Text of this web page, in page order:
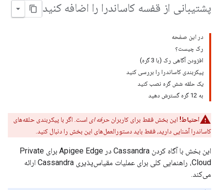
پشتیبانی از قفسه کاساندرا را اضافه کنید
در این صفحه
رک چیست؟
افزودن آگاهی رک (با 3 گره)
پیکربندی کاساندرا را بررسی کنید
یک حلقه شش گره نصب کنید
به 12 گره گسترش دهید
احتیاط! این بخش فقط برای کاربران حرفه ای است. اگر با پیکربندی حلقه‌های
کاساندرا آشنایی دارید، فقط باید دستورالعمل‌های این بخش را دنبال کنید.
این بخش با آگاه کردن Cassandra در Apigee Edge برای Private
Cloud، راهنمایی کلی برای عملیات مقیاس‌پذیری Cassandra ارائه
می‌کند.